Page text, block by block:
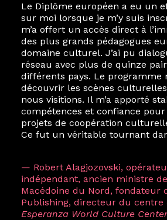
Le Diplôme européen a eu un
sur moi lorsque je m’y suis
m’a offert un accès direct à
des plus grands pédagogues
domaine culturel. J’ai pu
réseau avec plus de quinze
différents pays. Le programme
découvrir les scènes
nous visitions. Il m’a apporté
compétences et confiance
projets de coopération
Ce fut un véritable tournant
— Robert Alagjozovski,
indépendant, ancien ministre
Macédoine du Nord, fondateur
Publishing, directeur du centre
Esperanza World Culture Center